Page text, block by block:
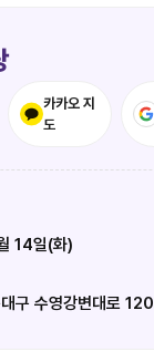
카카오 지
도
14일(화)
구 수영강변대로 120